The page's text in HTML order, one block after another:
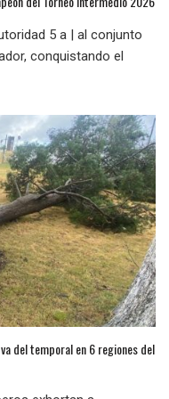
5 a | al conjunto
conquistando el
del temporal en 6 regiones del